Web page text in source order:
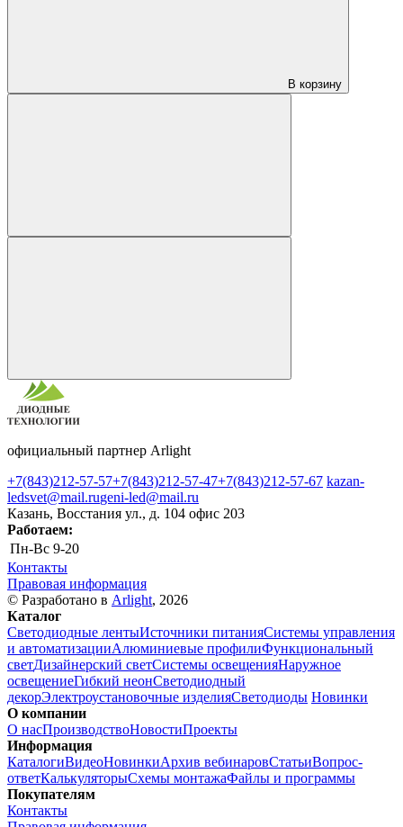
В корзину
официальный партнер Arlight
+7(843)212-57-57+7(843)212-57-47+7(843)212-57-67 kazan-
ledsvet@mail.rugeni-led@mail.ru
Казань, Восстания ул., д. 104 офис 203
Работаем:
Пн-Вс 9-20
Контакты
Правовая информация
© Разработано в Arlight, 2026
Каталог
Светодиодные лентыИсточники питанияСистемы управления
и автоматизацииАлюминиевые профилиФункциональный
светДизайнерский светСистемы освещенияНаружное
освещениеГибкий неонСветодиодный
декорЭлектроустановочные изделияСветодиоды Новинки
О компании
О насПроизводствоНовостиПроекты
Информация
КаталогиВидеоНовинкиАрхив вебинаровСтатьиВопрос-
ответКалькуляторыСхемы монтажаФайлы и программы
Покупателям
Контакты